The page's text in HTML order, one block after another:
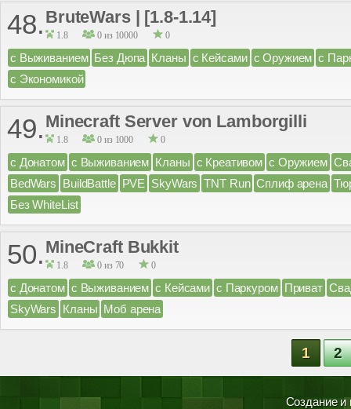
48. BruteWars | [1.8-1.14]
1.8 0 из 10000 0
с Выживанием Без Дюпа Кланы с Кейсами с Оружием с
с Экономикой
49. Minecraft Server von Lamborgilli
1.8 0 из 1000 0
с Донатом с Выживанием Кланы с Креативом с Оружием
BedWars BuildBattle PVE SkyWars TNT Run Сплиф арена
Без WhiteList
50. MineCraft Bukkit
1.8 0 из 70 0
с Донатом с Выживанием с Кейсами с Паркуром Приват
SkyWars Кланы Моб арена
1 2
Создание и